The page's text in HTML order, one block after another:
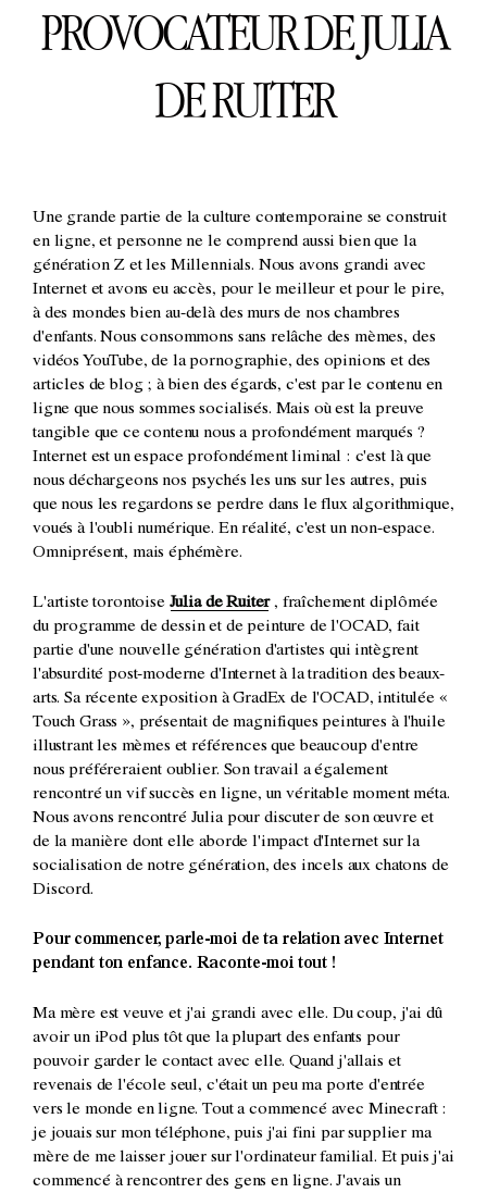
PROVOCATEUR DE JULIA
DE RUITER
Une grande partie de la culture contemporaine se construit
en ligne, et personne ne le comprend aussi bien que la
génération Z et les Millennials. Nous avons grandi avec
Internet et avons eu accès, pour le meilleur et pour le pire,
à des mondes bien au-delà des murs de nos chambres
d'enfants. Nous consommons sans relâche des mèmes, des
vidéos YouTube, de la pornographie, des opinions et des
articles de blog ; à bien des égards, c'est par le contenu en
ligne que nous sommes socialisés. Mais où est la preuve
tangible que ce contenu nous a profondément marqués ?
Internet est un espace profondément liminal : c'est là que
nous déchargeons nos psychés les uns sur les autres, puis
que nous les regardons se perdre dans le flux algorithmique,
voués à l'oubli numérique. En réalité, c'est un non-espace.
Omniprésent, mais éphémère.
L'artiste torontoise Julia de Ruiter, fraîchement diplômée
du programme de dessin et de peinture de l'OCAD, fait
partie d'une nouvelle génération d'artistes qui intègrent
l'absurdité post-moderne d'Internet à la tradition des beaux-
arts. Sa récente exposition à GradEx de l'OCAD, intitulée «
Touch Grass », présentait de magnifiques peintures à l'huile
illustrant les mèmes et références que beaucoup d'entre
nous préféreraient oublier. Son travail a également
rencontré un vif succès en ligne, un véritable moment méta.
Nous avons rencontré Julia pour discuter de son œuvre et
de la manière dont elle aborde l'impact d'Internet sur la
socialisation de notre génération, des incels aux chatons de
Discord.
Pour commencer, parle-moi de ta relation avec Internet
pendant ton enfance. Raconte-moi tout !
Ma mère est veuve et j'ai grandi avec elle. Du coup, j'ai dû
avoir un iPod plus tôt que la plupart des enfants pour
pouvoir garder le contact avec elle. Quand j'allais et
revenais de l'école seul, c'était un peu ma porte d'entrée
vers le monde en ligne. Tout a commencé avec Minecraft :
je jouais sur mon téléphone, puis j'ai fini par supplier ma
mère de me laisser jouer sur l'ordinateur familial. Et puis j'ai
commencé à rencontrer des gens en ligne. J'avais un